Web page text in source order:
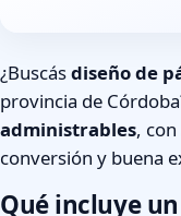
¿Buscásdiseño de
provincia de
administrables, con
conversión y buena
Qué incluye